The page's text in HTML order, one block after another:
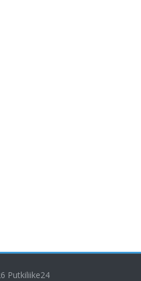
Putkiliike24